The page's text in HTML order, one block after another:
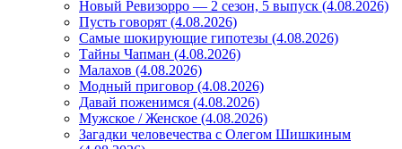
Новый Ревизорро — 2 сезон, 5 выпуск (4.08.2026)
Пусть говорят (4.08.2026)
Самые шокирующие гипотезы (4.08.2026)
Тайны Чапман (4.08.2026)
Малахов (4.08.2026)
Модный приговор (4.08.2026)
Давай поженимся (4.08.2026)
Мужское / Женское (4.08.2026)
Загадки человечества с Олегом Шишкиным